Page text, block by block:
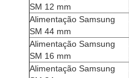
SM 12 mm
Alimentação Samsung
SM 44 mm
Alimentação Samsung
SM 16 mm
Alimentação Samsung